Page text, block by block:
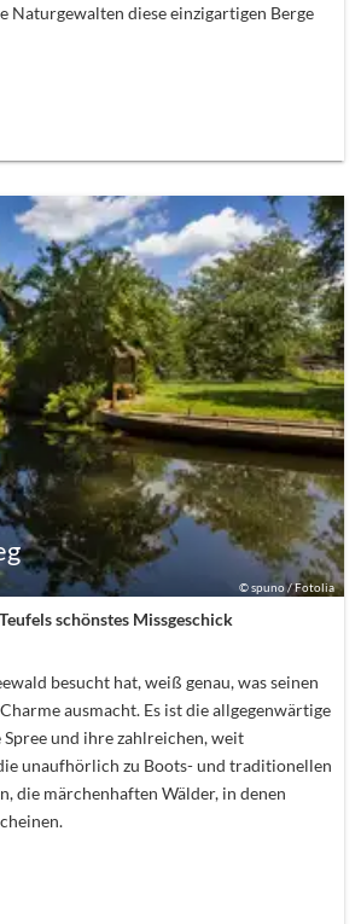
Naturgewalten diese einzigartigen Berge
©spuno / Fotolia
schönstes Missgeschick
besucht hat, weiß genau, was seinen
ausmacht. Es ist die allgegenwärtige
und ihre zahlreichen, weit
unaufhörlich zu Boots- und traditionellen
die märchenhaften Wälder, in denen